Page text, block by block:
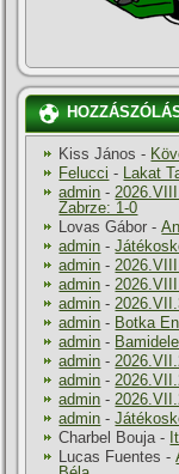
Kiss János -
Felucci - Lakat
admin -
Zabrze: 1-0
Lovas Gábor -
admin -
admin -
admin -
admin -
admin - Botka
admin -
admin -
admin -
admin -
admin -
Charbel Bouja-
Lucas Fuentes -